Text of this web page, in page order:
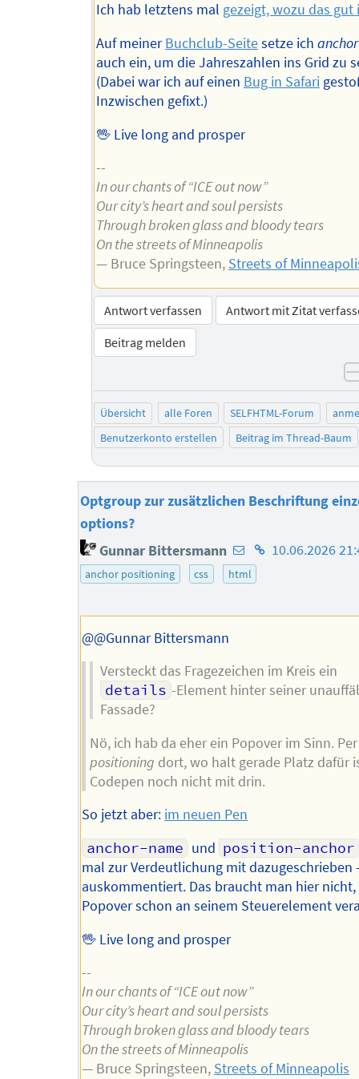
Ich hab letztens mal gezeigt, wozu das gut
Auf meinerBuchclub-Seitesetze ich
auch ein, um die Jahreszahlen ins Grid zu
(Dabei war ich auf einen Bug in Safari
Inzwischen gefixt.)
🖖 Live long and prosper
--
In our chants of “ICE out now”
Our city’s heart and soul persists
Through broken glass and bloody tears
On the streets of Minneapolis
— Bruce Springsteen, Streets of
Antwort verfassen
Antwort mit Zitat
Beitrag melden
Übersicht alle Foren SELFHTML-Forum
Benutzerkonto erstellen
Beitrag im Thread-Baum
Optgroup zur zusätzlichen Beschriftung
options?
Gunnar Bittersmann E-
Mail-
des
Homepage
des
10.06.2026
anchor positioning css html
@@Gunnar Bittersmann
Versteckt das Fragezeichen im Kreis ein
details -Element hinter seiner
Fassade?
Nö, ich hab da eher ein Popover im Sinn.
positioning dort, wo halt gerade Platz dafür
Codepen noch nicht mit drin.
So jetzt aber: im neuen Pen
anchor-name und position-anchor
mal zur Verdeutlichung mit dazugeschrieben
auskommentiert. Das braucht man hier nicht,
Popover schon an seinem Steuerelement
🖖 Live long and prosper
--
In our chants of “ICE out now”
Our city’s heart and soul persists
Through broken glass and bloody tears
On the streets of Minneapolis
— Bruce Springsteen, Streets of Minneapolis